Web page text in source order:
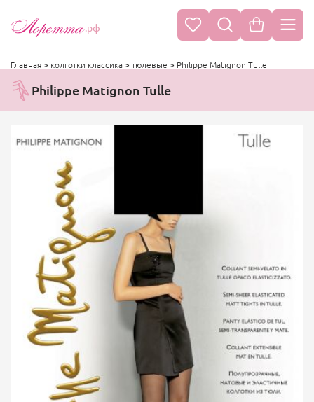
.рф
Главная> колготки классика> тюлевые > Philippe Matignon Tulle
Philippe Matignon Tulle